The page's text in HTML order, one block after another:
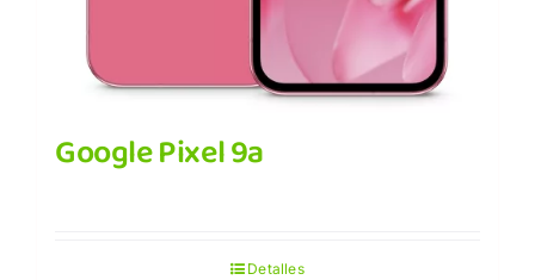
Google Pixel 9a
Detalles